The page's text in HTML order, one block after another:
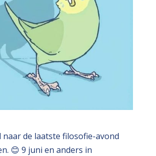
naar de laatste filosofie-avond
😊 9 juni en anders in